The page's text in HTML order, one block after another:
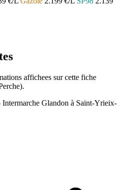
affichees sur cette fiche
Intermarche Glandon à Saint-Yrieix-